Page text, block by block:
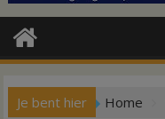
Je bent hier Home